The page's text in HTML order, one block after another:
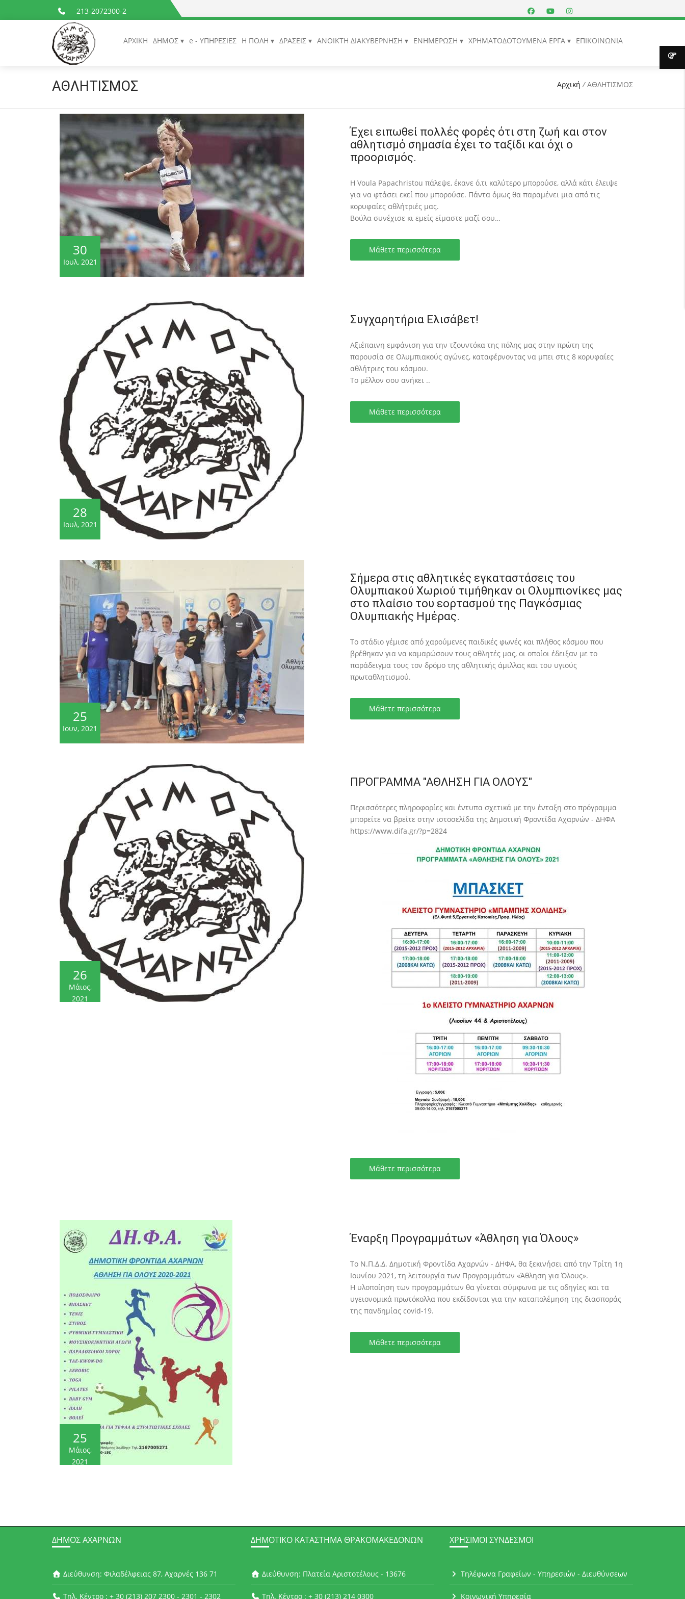
213-2072300-2
ΑΡΧΙΚΗ ΔΗΜΟΣ e - ΥΠΗΡΕΣΙΕΣ Η ΠΟΛΗ ΔΡΑΣΕΙΣ ΑΝΟΙΚΤΗ ΔΙΑΚΥΒΕΡΝΗΣΗ ΕΝΗΜΕΡΩΣΗ ΧΡΗΜΑΤΟΔΟΤΟΥΜΕΝΑ ΕΡΓΑ ΕΠΙΚΟΙΝΩΝΙΑ
ΑΘΛΗΤΙΣΜΟΣ Αρχική /ΑΘΛΗΤΙΣΜΟΣ
30
Ιουλ, 2021
Έχει ειπωθεί πολλές φορές ότι στη ζωή και στον
αθλητισμό σημασία έχει το ταξίδι και όχι ο
προορισμός.
Η Voula Papachristou πάλεψε, έκανε ό,τι καλύτερο μπορούσε, αλλά κάτι έλειψε
για να φτάσει εκεί που μπορούσε. Πάντα όμως θα παραμένει μια από τις
κορυφαίες αθλήτριές μας.
Βούλα συνέχισε κι εμείς είμαστε μαζί σου…
Μάθετε περισσότερα
28
Ιουλ, 2021
Συγχαρητήρια Ελισάβετ!
Αξιέπαινη εμφάνιση για την τζουντόκα της πόλης μας στην πρώτη της
παρουσία σε Ολυμπιακούς αγώνες, καταφέρνοντας να μπει στις 8 κορυφαίες
αθλήτριες του κόσμου.
Το μέλλον σου ανήκει ..
Μάθετε περισσότερα
25
Ιουν, 2021
Σήμερα στις αθλητικές εγκαταστάσεις του
Ολυμπιακού Χωριού τιμήθηκαν οι Ολυμπιονίκες μας
στο πλαίσιο του εορτασμού της Παγκόσμιας
Ολυμπιακής Ημέρας.
Το στάδιο γέμισε από χαρούμενες παιδικές φωνές και πλήθος κόσμου που
βρέθηκαν για να καμαρώσουν τους αθλητές μας, οι οποίοι έδειξαν με το
παράδειγμα τους τον δρόμο της αθλητικής άμιλλας και του υγιούς
πρωταθλητισμού.
Μάθετε περισσότερα
26
Μάιος,
2021
ΠΡΟΓΡΑΜΜΑ "ΑΘΛΗΣΗ ΓΙΑ ΟΛΟΥΣ"
Περισσότερες πληροφορίες και έντυπα σχετικά με την ένταξη στο πρόγραμμα
μπορείτε να βρείτε στην ιστοσελίδα της Δημοτική Φροντίδα Αχαρνών - ΔΗΦΑ
https://www.difa.gr/?p=2824
Μάθετε περισσότερα
25
Μάιος,
2021
Έναρξη Προγραμμάτων «Άθληση για Όλους»
Το Ν.Π.Δ.Δ. Δημοτική Φροντίδα Αχαρνών - ΔΗΦΑ, θα ξεκινήσει από την Τρίτη 1η
Ιουνίου 2021, τη λειτουργία των Προγραμμάτων «Άθληση για Όλους».
Η υλοποίηση των προγραμμάτων θα γίνεται σύμφωνα με τις οδηγίες και τα
υγειονομικά πρωτόκολλα που εκδίδονται για την καταπολέμηση της διασποράς
της πανδημίας covid-19.
Μάθετε περισσότερα
ΔΉΜΟΣ ΑΧΑΡΝΏΝ
Διεύθυνση: Φιλαδέλφειας 87, Αχαρνές 136 71
Τηλ. Κέντρο : + 30 (213) 207 2300 - 2301 - 2302
ΔΗΜΟΤΙΚΌ ΚΑΤΆΣΤΗΜΑ ΘΡΑΚΟΜΑΚΕΔΌΝΩΝ
Διεύθυνση: Πλατεία Αριστοτέλους - 13676
Τηλ. Κέντρο : + 30 (213) 214 0300
ΧΡΉΣΙΜΟΙ ΣΎΝΔΕΣΜΟΙ
Τηλέφωνα Γραφείων - Υπηρεσιών - Διευθύνσεων
Κοινωνική Υπηρεσία